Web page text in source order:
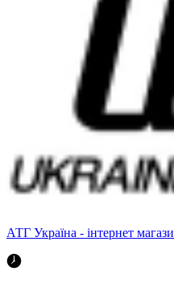
АТГ Україна - інтернет